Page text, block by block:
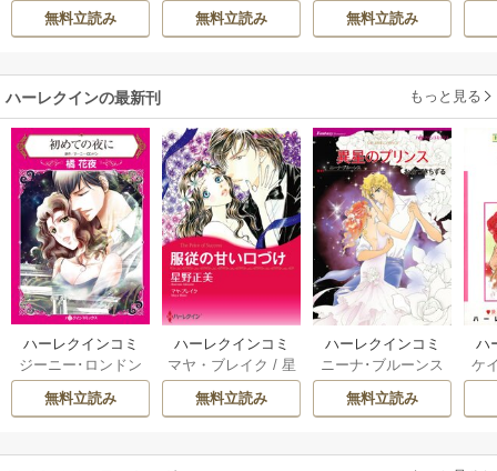
宗/転
無料立読み
てください
無料立読み
れたくないんで
す！ ～聖女に嵌め
二度目は串刺し回
避します！～
英茉 / 先崎真琴
無料立読み
ハーレクインの最新刊 もっと見る
ハーレクインコミ
ックス セット 202
6年 vol.1064 1巻
ジーニー･ロンドン
橘花夜 / メアリ
ー･ライアンズ
ーガン/星合操/ア
無料立読み
ハーレクインコミ
ックス セット 202
6年 vol.1002 1巻
マヤ・ブレイク / 星
野正美/
ヘレン･ブ
ルックス/のわきね
ウェイ/一重夕子
無料立読み
ハーレクインコミ
ックス セット 202
6年 vol.1063 1巻
ニーナ･ブルーンス
おおつきちずる
レベッカ･ヨーク
ーディ/海野みつる
無料立読み
ハ
ッ
ケ
ザ